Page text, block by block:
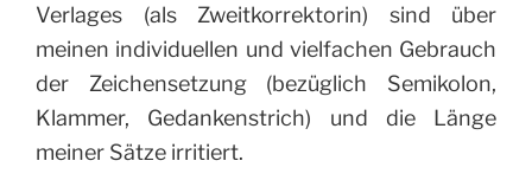
Verlages (als Zweitkorrektorin) sind über
meinen individuellen und vielfachen Gebrauch
der Zeichensetzung (bezüglich Semikolon,
Klammer, Gedankenstrich) und die Länge
meiner Sätze irritiert.